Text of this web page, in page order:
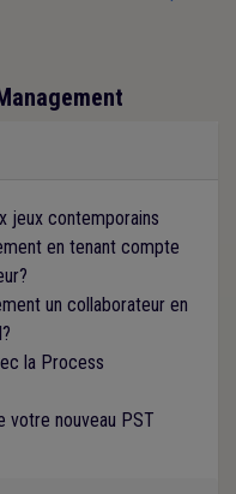
jeux contemporains
en tenant compte
un collaborateur en
la Process
votre nouveau PST